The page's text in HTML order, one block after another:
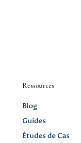
Ressources
Blog
Guides
Études de Cas